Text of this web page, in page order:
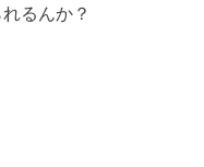
るんか？